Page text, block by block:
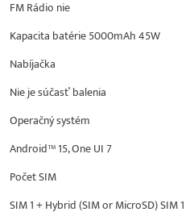
FM Rádio nie
Kapacita batérie 5000mAh 45W
Nabíjačka
Nie je súčasť balenia
Operačný systém
Android™ 15, One UI 7
Počet SIM
SIM 1 + Hybrid (SIM or MicroSD) SIM